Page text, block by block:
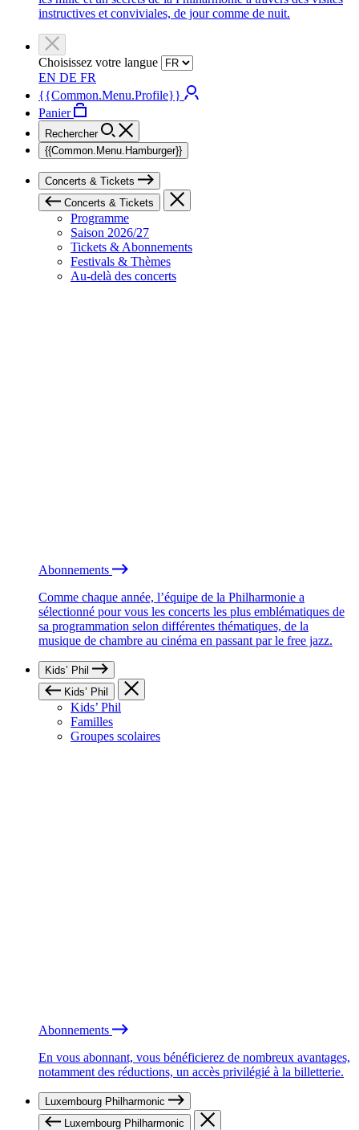
instructives et conviviales, de jour comme de nuit.
Choisissez votre langue
EN DE FR
{{Common.Menu.Profile}}
Panier
Rechercher
{{Common.Menu.Hamburger}}
Concerts & Tickets
Concerts & Tickets
Programme
Saison 2026/27
Tickets & Abonnements
Festivals & Thèmes
Au-delà des concerts
Abonnements
Comme chaque année, l’équipe de la Philharmonie a
sélectionné pour vous les concerts les plus emblématiques de
sa programmation selon différentes thématiques, de la
musique de chambre au cinéma en passant par le free jazz.
Kids’ Phil
Kids’ Phil
Kids’ Phil
Familles
Groupes scolaires
Abonnements
En vous abonnant, vous bénéficierez de nombreux avantages,
notamment des réductions, un accès privilégié à la billetterie.
Luxembourg Philharmonic
Luxembourg Philharmonic